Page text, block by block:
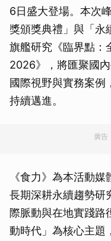
6日盛大登場。本次
獎頒獎典禮」與「永
旗艦研究《臨界點：
2026》，將匯聚國
國際視野與實務案例
持續邁進。
廣告
《食力》為本活動
長期深耕永續趨勢研
際脈動與在地實踐路
動時代」為核心主題